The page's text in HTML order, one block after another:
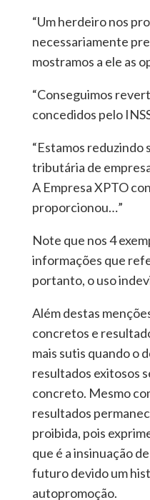
“Um herdeiro nos
necessariamente
mostramos a ele as
“Conseguimos
concedidos pelo
“Estamos reduzindo
tributária de
A Empresa XPTO
proporcionou…”
Note que nos 4
informações que
portanto, o uso
Além destas
concretos e
mais sutis quando o
resultados exitosos
concreto. Mesmo
resultados
proibida, pois
que é a insinuação
futuro devido um
autopromoção.